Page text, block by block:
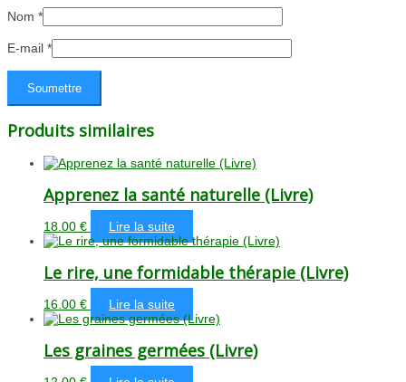
Nom *
E-mail *
Produits similaires
Apprenez la santé naturelle (Livre)
18.00 € Lire la suite
Le rire, une formidable thérapie (Livre)
16.00 € Lire la suite
Les graines germées (Livre)